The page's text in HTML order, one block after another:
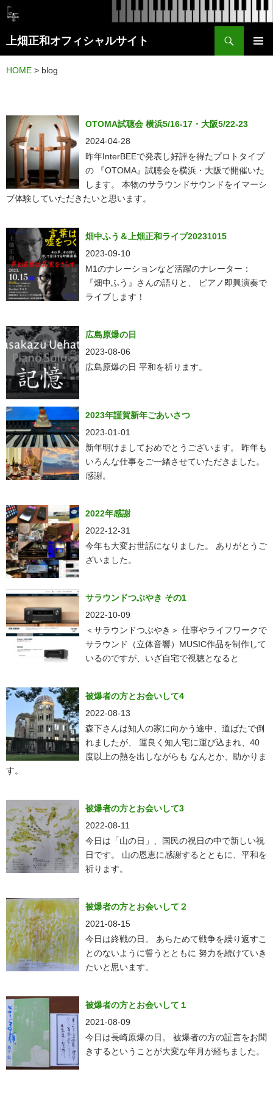
上畑正和オフィシャルサイト
ン
へ
ッ
HOME > blog
OTOMA試聴会 横浜5/16-17・大阪5/22-23
2024-04-28
昨年InterBEEで発表し好評を得たプロトタイプ
の 『OTOMA』試聴会を横浜・大阪で開催いた
します。 本物のサラウンドサウンドをイマーシ
ブ体験していただきたいと思います。
畑中ふう＆上畑正和ライブ20231015
2023-09-10
M1のナレーションなど活躍のナレーター：
『畑中ふう』さんの語りと、 ピアノ即興演奏で
ライブします！
広島原爆の日
2023-08-06
広島原爆の日 平和を祈ります。
2023年謹賀新年ごあいさつ
2023-01-01
新年明けましておめでとうございます。 昨年も
いろんな仕事をご一緒させていただきました。
感謝。
2022年感謝
2022-12-31
今年も大変お世話になりました。 ありがとうご
ざいました。
サラウンドつぶやき その1
2022-10-09
＜サラウンドつぶやき＞ 仕事やライフワークで
サラウンド（立体音響）MUSIC作品を制作して
いるのですが、いざ自宅で視聴となると
被爆者の方とお会いして4
2022-08-13
森下さんは知人の家に向かう途中、道ばたで倒
れましたが、 運良く知人宅に運び込まれ、40
度以上の熱を出しながらも なんとか、助かりま
す。
被爆者の方とお会いして3
2022-08-11
今日は「山の日」、国民の祝日の中で新しい祝
日です。 山の恩恵に感謝するとともに、平和を
祈ります。
被爆者の方とお会いして２
2021-08-15
今日は終戦の日。 あらためて戦争を繰り返すこ
とのないように誓うとともに 努力を続けていき
たいと思います。
被爆者の方とお会いして１
2021-08-09
今日は長崎原爆の日。 被爆者の方の証言をお聞
きするということが大変な年月が経ちました。